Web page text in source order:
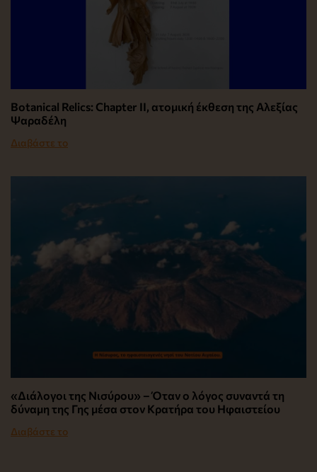
Botanical Relics: Chapter II, ατομική έκθεση της Αλεξίας
Ψαραδέλη
Διαβάστε το
«Διάλογοι της Νισύρου» – Όταν ο λόγος συναντά τη
δύναμη της Γης μέσα στον Κρατήρα του Ηφαιστείου
Διαβάστε το